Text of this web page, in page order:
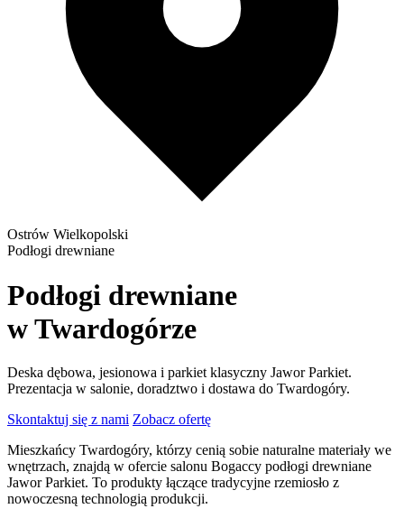
Ostrów Wielkopolski
Podłogi drewniane
Podłogi drewniane
w Twardogórze
Deska dębowa, jesionowa i parkiet klasyczny Jawor Parkiet.
Prezentacja w salonie, doradztwo i dostawa do Twardogóry.
Skontaktuj się z nami Zobacz ofertę
Mieszkańcy Twardogóry, którzy cenią sobie naturalne materiały we
wnętrzach, znajdą w ofercie salonu Bogaccy podłogi drewniane
Jawor Parkiet. To produkty łączące tradycyjne rzemiosło z
nowoczesną technologią produkcji.